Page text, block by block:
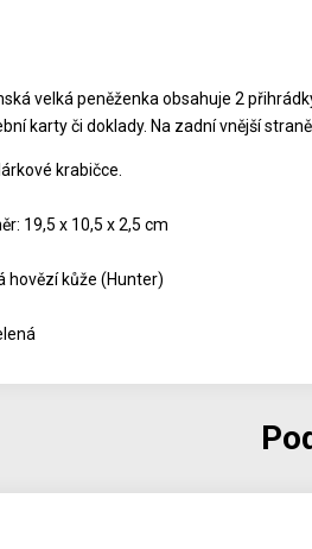
velká peněženka obsahuje 2
karty či doklady. Na zadní vnější
krabičce.
19,5 x 10,5 x 2,5 cm
hovězí kůže (Hunter)